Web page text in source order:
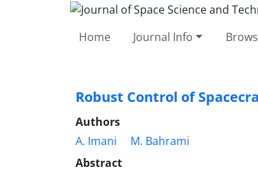
Home Journal Info
Robust Control of
Authors
A. Imani
M. Bahrami
Abstract